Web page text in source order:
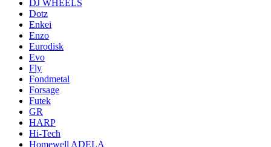
DJ WHEELS
Dotz
Enkei
Enzo
Eurodisk
Evo
Fly
Fondmetal
Forsage
Futek
GR
HARP
Hi-Tech
Homewell ADELA